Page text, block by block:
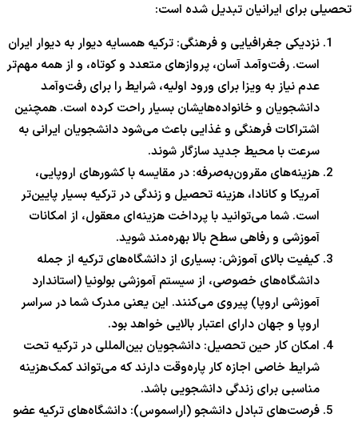
تحصیلی برای ایرانیان تبدیل شده است:
نزدیکی جغرافیایی و فرهنگی: ترکیه همسایه دیوار به دیوار ایران
است. رفت‌وآمد آسان، پروازهای متعدد و کوتاه، و از همه مهم‌تر
عدم نیاز به ویزا برای ورود اولیه، شرایط را برای رفت‌وآمد
دانشجویان و خانواده‌هایشان بسیار راحت کرده است. همچنین
اشتراکات فرهنگی و غذایی باعث می‌شود دانشجویان ایرانی به
سرعت با محیط جدید سازگار شوند.
هزینه‌های مقرون‌به‌صرفه: در مقایسه با کشورهای اروپایی،
آمریکا و کانادا، هزینه تحصیل و زندگی در ترکیه بسیار پایین‌تر
است. شما می‌توانید با پرداخت هزینه‌ای معقول، از امکانات
آموزشی و رفاهی سطح بالا بهره‌مند شوید.
کیفیت بالای آموزش: بسیاری از دانشگاه‌های ترکیه از جمله
دانشگاه‌های خصوصی، از سیستم آموزشی بولونیا (استاندارد
آموزشی اروپا) پیروی می‌کنند. این یعنی مدرک شما در سراسر
اروپا و جهان دارای اعتبار بالایی خواهد بود.
امکان کار حین تحصیل: دانشجویان بین‌المللی در ترکیه تحت
شرایط خاصی اجازه کار پاره‌وقت دارند که می‌تواند کمک‌هزینه
مناسبی برای زندگی دانشجویی باشد.
فرصت‌های تبادل دانشجو (اراسموس): دانشگاه‌های ترکیه عضو